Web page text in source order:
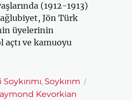
(1912-1913)
Jön Türk
üyelerinin
açtı ve kamuoyu
, Soykırım
Kevorkian